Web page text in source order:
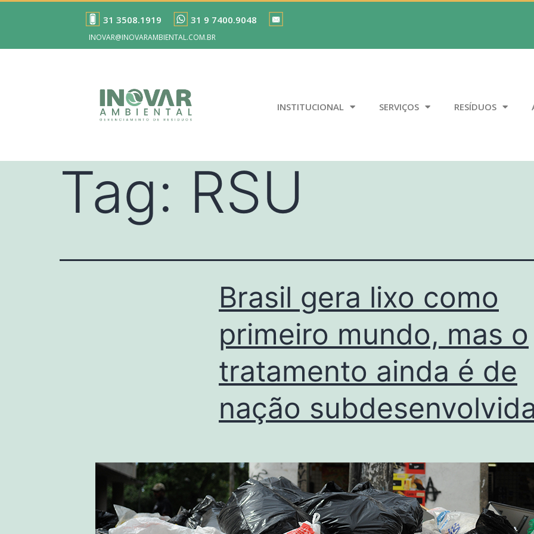
31 3508.1919 31 9 7400.9048
INOVAR@INOVARAMBIENTAL.COM.BR
INSTITUCIONAL SERVIÇOS RESÍDUOS
Tag: RSU
Brasil gera lixo como
primeiro mundo, mas o
tratamento ainda é de
nação